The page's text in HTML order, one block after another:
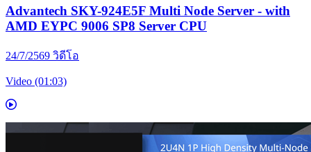
Advantech SKY-924E5F Multi Node Server - with
AMD EYPC 9006 SP8 Server CPU
24/7/2569 วิดีโอ
Video (01:03)